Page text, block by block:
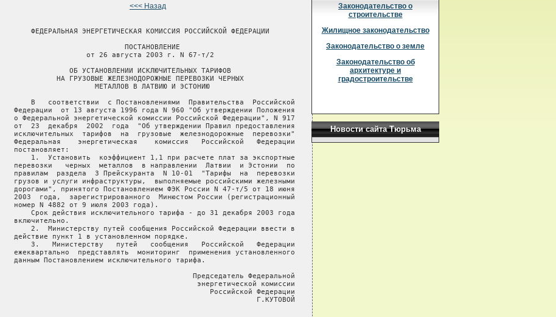
<<< Назад
       ФЕДЕРАЛЬНАЯ ЭНЕРГЕТИЧЕСКАЯ КОМИССИЯ РОССИЙСКОЙ ФЕДЕРАЦИИ
                             ПОСТАНОВЛЕНИЕ
                    от 26 августа 2003 г. N 67-т/2
                ОБ УСТАНОВЛЕНИИ ИСКЛЮЧИТЕЛЬНЫХ ТАРИФОВ
             НА ГРУЗОВЫЕ ЖЕЛЕЗНОДОРОЖНЫЕ ПЕРЕВОЗКИ ЧЕРНЫХ
                      МЕТАЛЛОВ В ЛАТВИЮ И ЭСТОНИЮ
       В   соответствии  с Постановлениями  Правительства  Российской
   Федерации  от 13 августа 1996 года N 960 "Об утверждении Положения
   о Федеральной энергетической комиссии Российской Федерации", N 917
   от  23  декабря  2002  года  "Об утверждении Правил предоставления
   исключительных  тарифов  на  грузовые  железнодорожные  перевозки"
   Федеральная    энергетическая    комиссия   Российской   Федерации
   постановляет:
       1.  Установить  коэффициент 1,1 при расчете плат за экспортные
   перевозки   черных  металлов  в направлении  Латвии  и Эстонии  по
   правилам  раздела  3 Прейскуранта  N 10-01  "Тарифы  на  перевозки
   грузов и услуги инфраструктуры,  выполняемые российскими железными
   дорогами", принятого Постановлением ФЭК России N 47-т/5 от 18 июня
   2003  года,  зарегистрированного  Минюстом России (регистрационный
   номер N 4882 от 9 июля 2003 года).
       Срок действия исключительного тарифа - до 31 декабря 2003 года
   включительно.
       2.  Министерству путей сообщения Российской Федерации ввести в
   действие пункт 1 в установленном порядке.
       3.   Министерству   путей   сообщения   Российской   Федерации
   ежеквартально  представлять  мониторинг  применения установленного
   данным Постановлением исключительного тарифа.
                                             Председатель Федеральной
                                              энергетической комиссии
                                                 Российской Федерации
                                                            Г.КУТОВОЙ
Законодательство о
строительстве
Жилищное законодательство
Законодательство о земле
Законодательство об
архитектуре и
градостроительстве
Новости сайта Тюрьма